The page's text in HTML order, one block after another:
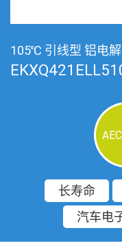
105℃ 引线型 铝电解
长寿命
汽车电